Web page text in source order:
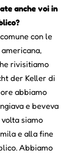
anche voi in
con le
rivisitiamo
der Keller di
abbiamo
e beveva
volta siamo
e alla fine
Abbiamo